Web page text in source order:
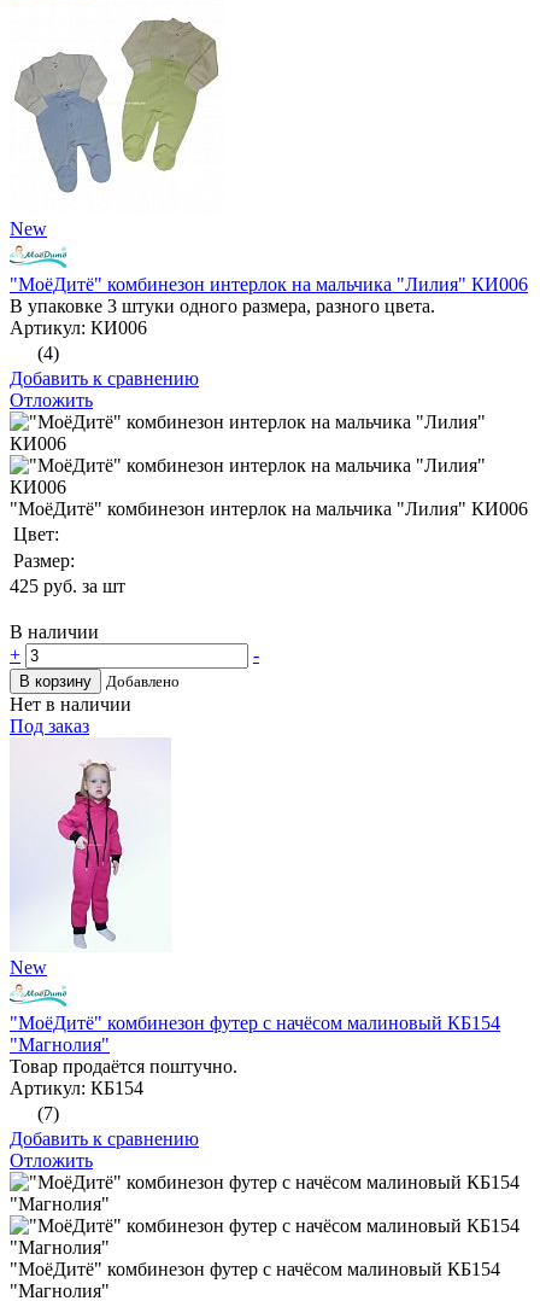
New
"МоёДитё" комбинезон интерлок на мальчика "Лилия" КИ006
В упаковке 3 штуки одного размера, разного цвета.
Артикул: КИ006
(4)
Добавить к сравнению
Отложить
"МоёДитё" комбинезон интерлок на мальчика "Лилия" КИ006
Цвет:
Размер:
425 руб. за шт
В наличии
+
-
В корзину Добавлено
Нет в наличии
Под заказ
New
"МоёДитё" комбинезон футер с начёсом малиновый КБ154
"Магнолия"
Товар продаётся поштучно.
Артикул: КБ154
(7)
Добавить к сравнению
Отложить
"МоёДитё" комбинезон футер с начёсом малиновый КБ154
"Магнолия"